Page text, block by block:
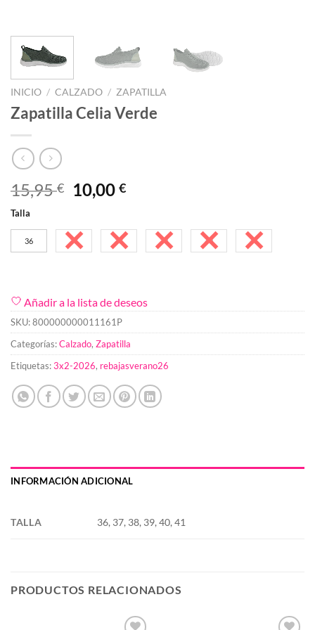
INICIO / CALZADO / ZAPATILLA
Zapatilla Celia Verde
15,95€
El
precio
era:
15,95 €.
10,00€El
es:
10,00 €.
Talla
36 37 38 39 40 41
Añadir a la lista de deseos
SKU:800000000011161P
Categorías:Calzado, Zapatilla
Etiquetas:3x2-2026, rebajasverano26
INFORMACIÓN ADICIONAL
TALLA 36, 37, 38, 39, 40, 41
PRODUCTOS RELACIONADOS